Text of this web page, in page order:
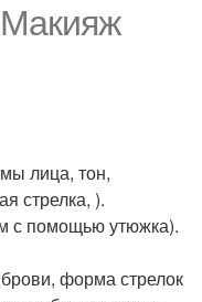
лица, тон,
стрелка, ).
с помощью утюжка).
форма стрелок